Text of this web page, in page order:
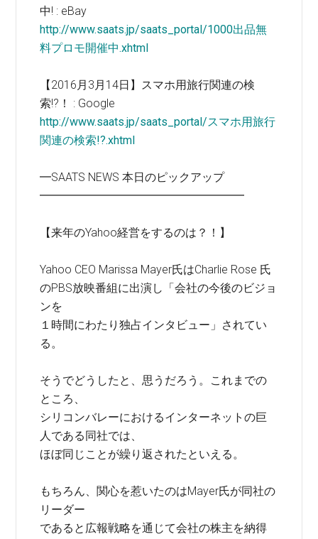
中! : eBay
http://www.saats.jp/saats_portal/1000出品無
料プロモ開催中.xhtml
【2016月3月14日】スマホ用旅行関連の検
索!?！ : Google
http://www.saats.jp/saats_portal/スマホ用旅行
関連の検索!?.xhtml
━SAATS NEWS 本日のピックアップ
━━━━━━━━━━━━━━━━━━
【来年のYahoo経営をするのは？！】
Yahoo CEO Marissa Mayer氏はCharlie Rose 氏
のPBS放映番組に出演し「会社の今後のビジョ
ンを
１時間にわたり独占インタビュー」されてい
る。
そうでどうしたと、思うだろう。これまでの
ところ、
シリコンバレーにおけるインターネットの巨
人である同社では、
ほぼ同じことが繰り返されたといえる。
もちろん、関心を惹いたのはMayer氏が同社の
リーダー
であると広報戦略を通じて会社の株主を納得